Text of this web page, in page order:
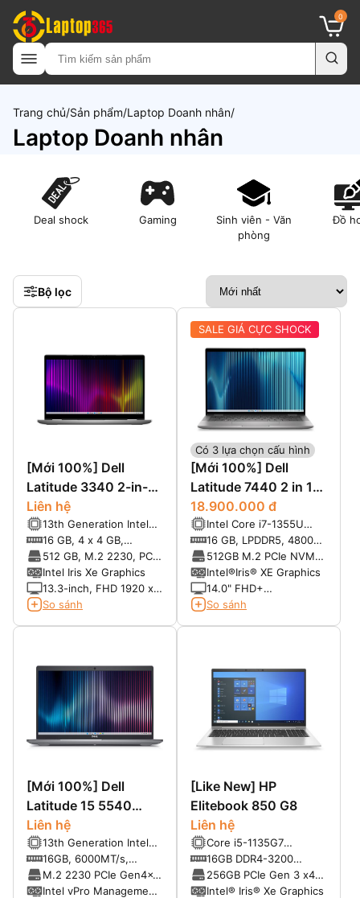
0
Trang chủ Sản phẩm Laptop Doanh nhân
Laptop Doanh nhân
Deal shock Gaming
Sinh viên - Văn
phòng
Đồ
Bộ lọc
[Mới 100%] Dell
Latitude 3340 2-in-1
(2023)
Liên hệ
13th Generation Intel®
Core™ i5-1335U (12 MB
cache, 10 cores, 12
threads, up to 4.60
GHz Turbo)
16 GB, 4 x 4 GB,
LPDDR5, 4800 MT/s,
integrated, dual-
channel
512 GB, M.2 2230, PCIe
NVMe, SSD, Class 35
Intel Iris Xe Graphics
13.3-inch, FHD 1920 x
1080, 60 Hz, anti-glare,
(WVA)/in-plane
switching (IPS)
So sánh
Có 3 lựa chọn cấu hình
SALE GIÁ CỰC SHOCK
[Mới 100%] Dell
Latitude 7440 2 in 1
(2023)
18.900.000 đ
Intel Core i7-1355U
vPro® (10 Cores, 12
Threads, 8-E-Core
3.7GHz, 2-P-Core 5.0
GHz, 12MB Cache)
16 GB, LPDDR5, 4800
MT/s, integrated
512GB M.2 PCIe NVMe
Solid State Drive, Class
35
Intel®Iris® XE Graphics
14.0" FHD+
(1920x1200) Anti-glare,
So sánh
[Mới 100%] Dell
Latitude 15 5540
(2023)
Liên hệ
13th Generation Intel®
Core™ i5-1335U (12 MB
cache, 10 cores, up to
4.6 GHz)
16GB, 6000MT/s,
LPDDR5, integrated,
Non-ECC
M.2 2230 PCIe Gen4x4
256GB SSD Class 35
Intel vPro Management
[Like New] HP
Elitebook 850 G8
Liên hệ
Core i5-1135G7
(2.4GHz up to 4.2GHz,
8MB cache)
16GB DDR4-3200
SDRAM
256GB PCIe Gen 3 x4
NVMe M.2 TLC SSD
Intel® Iris® Xe Graphics